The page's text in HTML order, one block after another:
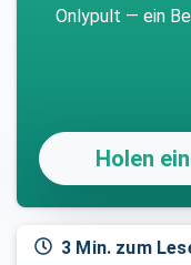
Onlypult — ein
Holen
3 Min. zum